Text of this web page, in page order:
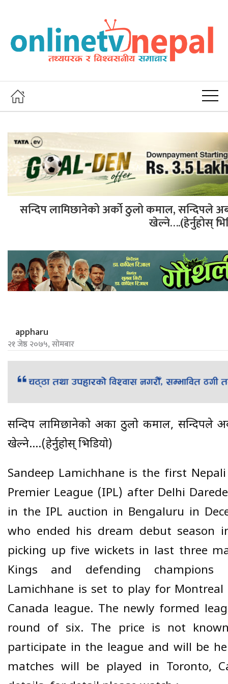
सन्दिप लामिछानेको अर्को ठुलो कमाल, सन्दिपले
खेल्ने….(हेर्नुहोस्
appharu
२१ जेष्ठ २०७५, सोमबार
सन्दिप लामिछानेको अर्को ठुलो कमाल, सन्दिपले
खेल्ने….(हेर्नुहोस् भिडियो)
Sandeep Lamichhane is the first
Premier League (IPL) after Delhi
in the IPL auction in Bengaluru in
who ended his dream debut season
picking up five wickets in last three
Kings and defending champions
Lamichhane is set to play for
Canada league. The newly formed
round of six. The price is not
participate in the league and will be
matches will be played in Toronto,